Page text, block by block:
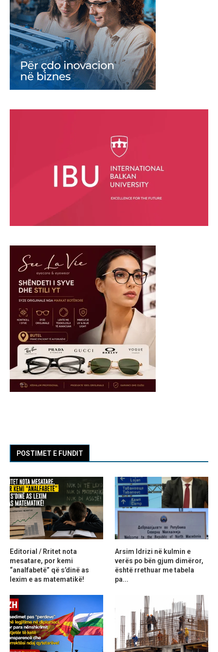
POSTIMET E FUNDIT
Editorial / Rritet nota
mesatare, por kemi
“analfabetë” që s’dinë as
lexim e as matematikë!
Arsim Idrizi në kulmin e
verës po bën gjum dimëror,
është rrethuar me tabela
pa...